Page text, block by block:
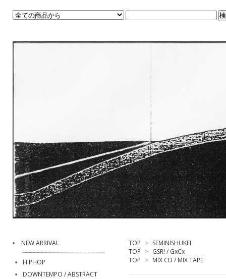
TOP > SEMINISHUKEI
TOP > GSR! / GxCx
TOP > MIX CD / MIX TAPE
NEW ARRIVAL
HIPHOP
DOWNTEMPO / ABSTRACT